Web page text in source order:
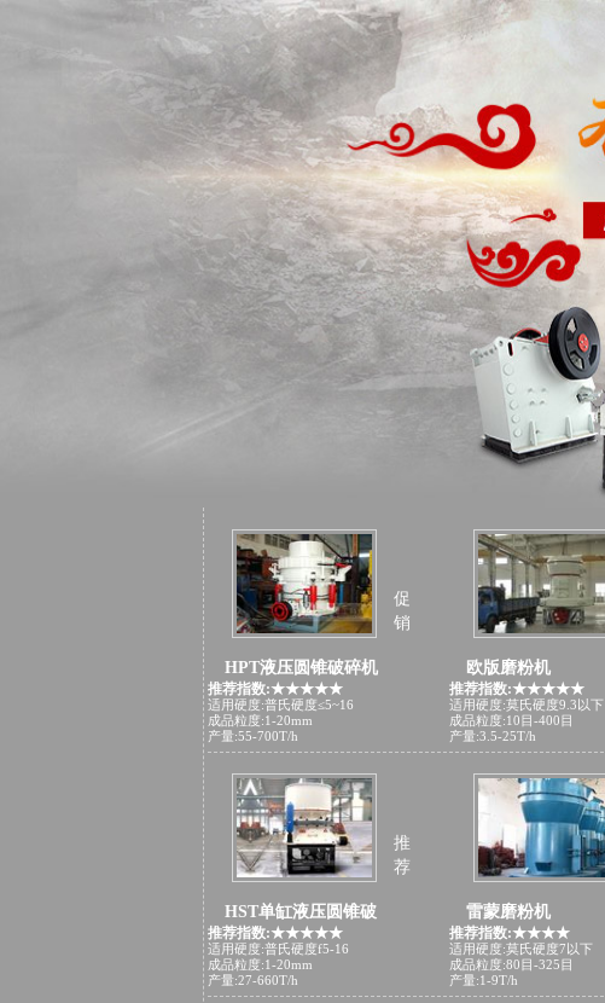
HPT液压圆锥破碎机
推荐指数:★★★★★
适用硬度:普氏硬度≤5~16
成品粒度:1-20mm
产量:55-700T/h
促
销
欧版磨粉机
推荐指数:★★★★★
适用硬度:莫氏硬度9.3以下
成品粒度:10目-400目
产量:3.5-25T/h
HST单缸液压圆锥破
推荐指数:★★★★★
适用硬度:普氏硬度f5-16
成品粒度:1-20mm
产量:27-660T/h
推
荐
雷蒙磨粉机
推荐指数:★★★★
适用硬度:莫氏硬度7以下
成品粒度:80目-325目
产量:1-9T/h